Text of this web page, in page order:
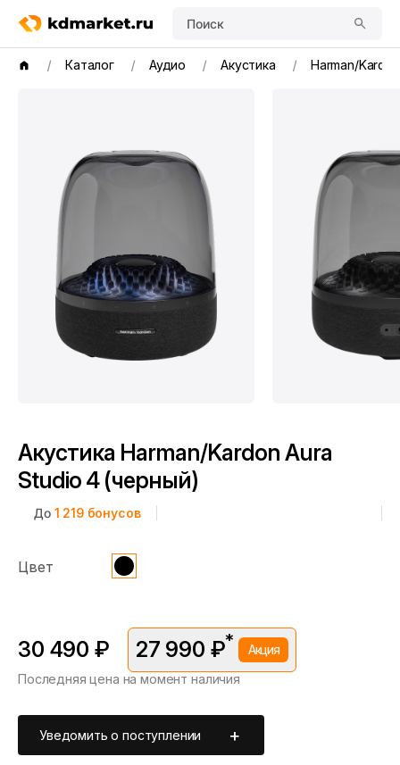
Поиск
Каталог Аудио Акустика Harman/
Акустика Harman/Kardon Aura
Studio 4 (черный)
До 1 219бонусов
Цвет
30 490 ₽ 27 990 ₽* Акция
*Скидка предоставляется в рамках временной акции.
Последняя цена на момент наличия
Уведомить о поступлении